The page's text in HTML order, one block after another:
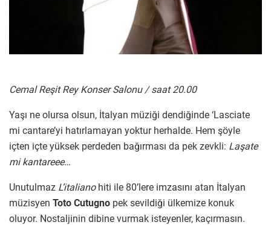
Cemal Reşit Rey Konser Salonu / saat 20.00
Yaşı ne olursa olsun, İtalyan müziği dendiğinde ‘Lasciate
mi cantare’yi hatırlamayan yoktur herhalde. Hem şöyle
içten içte yüksek perdeden bağırması da pek zevkli: Laşate
mi kantareee…
Unutulmaz L’italianohiti ile 80’lere imzasını atan İtalyan
müzisyen Toto Cutugno pek sevildiği ülkemize konuk
oluyor. Nostaljinin dibine vurmak isteyenler, kaçırmasın.